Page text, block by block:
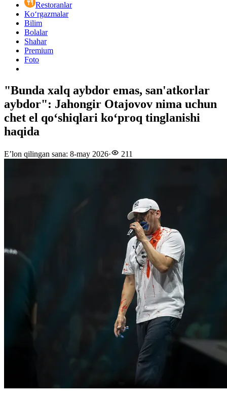
Restoranlar
Ko‘rgazmalar
Bilim
Bolalar
Shahar
Premium
Foto
"Bunda xalq aybdor emas, san'atkorlar
aybdor": Jahongir Otajovov nima uchun
chet el qoʻshiqlari koʻproq tinglanishi
haqida
E’lon qilingan sana: 8-may 2026· 211